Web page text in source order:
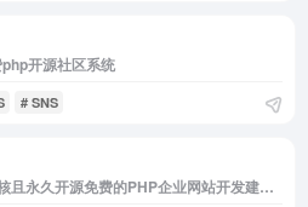
开源社区系统
# SNS
PbootCMS官网是全新内核且永久开源免费的PHP企业网站开发建设管理系统